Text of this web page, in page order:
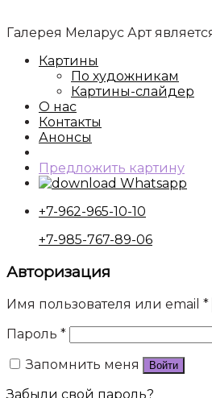
Галерея Меларус Арт
Картины
По художникам
Картины-слайдер
О нас
Контакты
Анонсы
Предложить картину
Whatsapp
+7-962-965-10-10
+7-985-767-89-06
Авторизация
Имя пользователя или email *
Пароль *
Запомнить меня
Войти
Забыли свой пароль?